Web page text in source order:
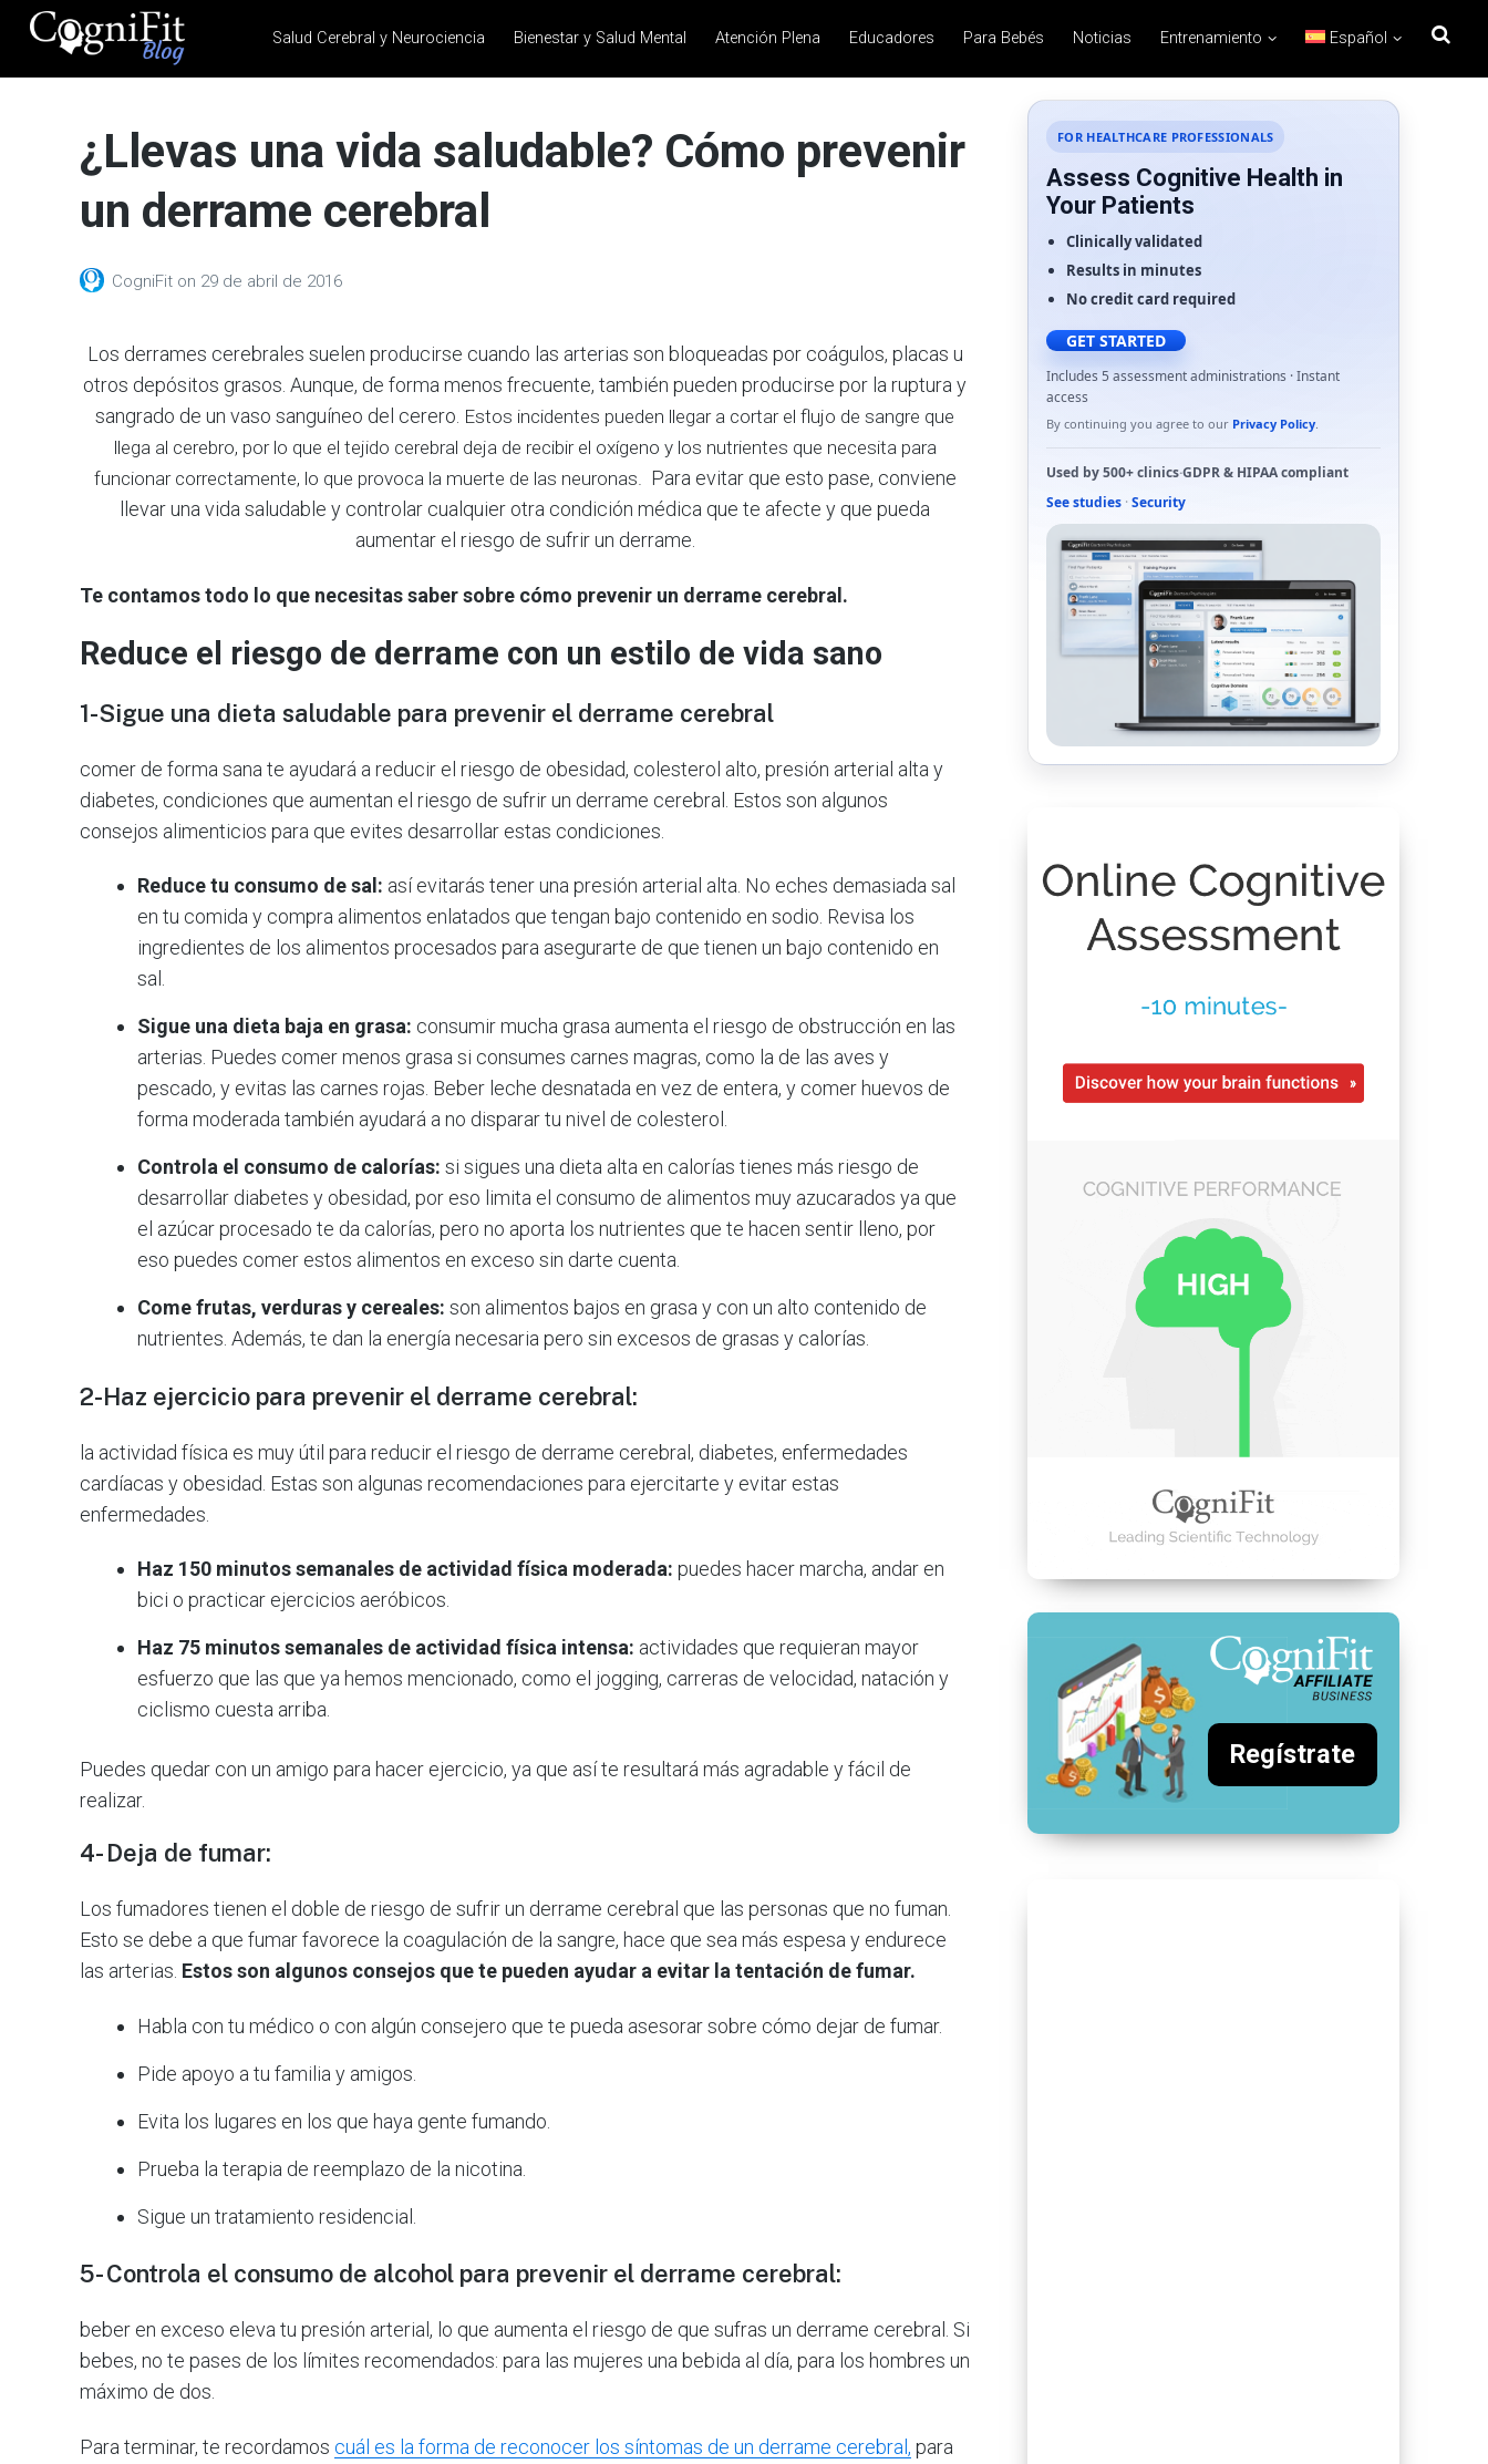
CogniFit
Health
News
Brain Training, Mental
Salud Cerebral y Neurociencia Bienestar y Salud Mental Atención Plena Educadores Para Bebés Noticias Entrenamiento Español
¿Llevas una vida saludable? Cómo prevenir
un derrame cerebral
CogniFit on 29 de abril de 2016
Los derrames cerebrales suelen producirse cuando las arterias son bloqueadas por coágulos, placas u
otros depósitos grasos. Aunque, de forma menos frecuente, también pueden producirse por la ruptura y
sangrado de un vaso sanguíneo del cerero. Estos incidentes pueden llegar a cortar el flujo de sangre que
llega al cerebro, por lo que el tejido cerebral deja de recibir el oxígeno y los nutrientes que necesita para
funcionar correctamente, lo que provoca la muerte de las neuronas. Para evitar que esto pase, conviene
llevar una vida saludable y controlar cualquier otra condición médica que te afecte y que pueda
aumentar el riesgo de sufrir un derrame.
Te contamos todo lo que necesitas saber sobre cómo prevenir un derrame cerebral.
Reduce el riesgo de derrame con un estilo de vida sano
1-Sigue una dieta saludable para prevenir el derrame cerebral
comer de forma sana te ayudará a reducir el riesgo de obesidad, colesterol alto, presión arterial alta y
diabetes, condiciones que aumentan el riesgo de sufrir un derrame cerebral. Estos son algunos
consejos alimenticios para que evites desarrollar estas condiciones.
Reduce tu consumo de sal: así evitarás tener una presión arterial alta. No eches demasiada sal
en tu comida y compra alimentos enlatados que tengan bajo contenido en sodio. Revisa los
ingredientes de los alimentos procesados para asegurarte de que tienen un bajo contenido en
sal.
Sigue una dieta baja en grasa: consumir mucha grasa aumenta el riesgo de obstrucción en las
arterias. Puedes comer menos grasa si consumes carnes magras, como la de las aves y
pescado, y evitas las carnes rojas. Beber leche desnatada en vez de entera, y comer huevos de
forma moderada también ayudará a no disparar tu nivel de colesterol.
Controla el consumo de calorías: si sigues una dieta alta en calorías tienes más riesgo de
desarrollar diabetes y obesidad, por eso limita el consumo de alimentos muy azucarados ya que
el azúcar procesado te da calorías, pero no aporta los nutrientes que te hacen sentir lleno, por
eso puedes comer estos alimentos en exceso sin darte cuenta.
Come frutas, verduras y cereales: son alimentos bajos en grasa y con un alto contenido de
nutrientes. Además, te dan la energía necesaria pero sin excesos de grasas y calorías.
2-Haz ejercicio para prevenir el derrame cerebral:
la actividad física es muy útil para reducir el riesgo de derrame cerebral, diabetes, enfermedades
cardíacas y obesidad. Estas son algunas recomendaciones para ejercitarte y evitar estas
enfermedades.
Haz 150 minutos semanales de actividad física moderada: puedes hacer marcha, andar en
bici o practicar ejercicios aeróbicos.
Haz 75 minutos semanales de actividad física intensa: actividades que requieran mayor
esfuerzo que las que ya hemos mencionado, como el jogging, carreras de velocidad, natación y
ciclismo cuesta arriba.
Puedes quedar con un amigo para hacer ejercicio, ya que así te resultará más agradable y fácil de
realizar.
4- Deja de fumar:
Los fumadores tienen el doble de riesgo de sufrir un derrame cerebral que las personas que no fuman.
Esto se debe a que fumar favorece la coagulación de la sangre, hace que sea más espesa y endurece
las arterias. Estos son algunos consejos que te pueden ayudar a evitar la tentación de fumar.
Habla con tu médico o con algún consejero que te pueda asesorar sobre cómo dejar de fumar.
Pide apoyo a tu familia y amigos.
Evita los lugares en los que haya gente fumando.
Prueba la terapia de reemplazo de la nicotina.
Sigue un tratamiento residencial.
5- Controla el consumo de alcohol para prevenir el derrame cerebral:
beber en exceso eleva tu presión arterial, lo que aumenta el riesgo de que sufras un derrame cerebral. Si
bebes, no te pases de los límites recomendados: para las mujeres una bebida al día, para los hombres un
máximo de dos.
Para terminar, te recordamos cuál es la forma de reconocer los síntomas de un derrame cerebral, para
FOR HEALTHCARE PROFESSIONALS
Assess Cognitive Health in
Your Patients
Clinically validated
Results in minutes
No credit card required
GET STARTED
Includes 5 assessment administrations · Instant
access
By continuing you agree to our Privacy Policy.
Used by500+ clinics·GDPR& HIPAAcompliant
See studies · Security
Regístrate